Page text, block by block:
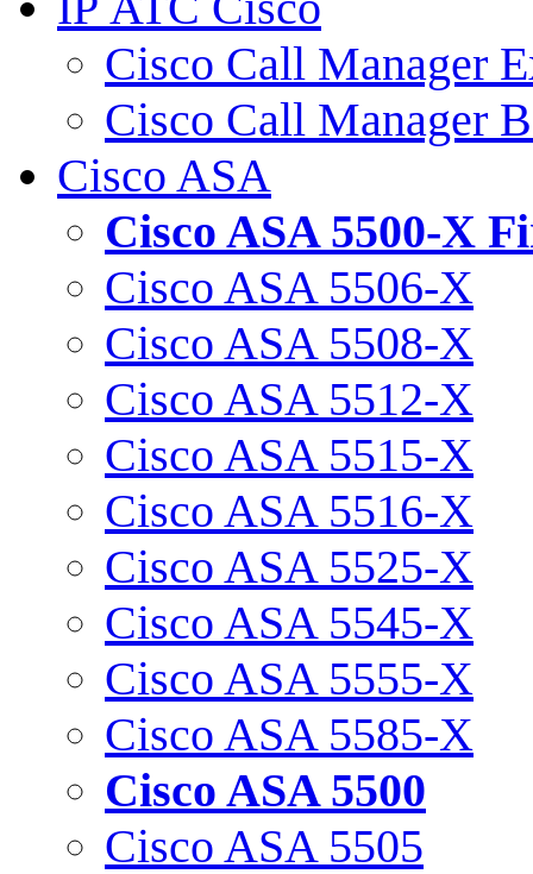
Cisco Call Manager
Cisco Call Manager
Cisco ASA
Cisco ASA 5500-X
Cisco ASA 5506-X
Cisco ASA 5508-X
Cisco ASA 5512-X
Cisco ASA 5515-X
Cisco ASA 5516-X
Cisco ASA 5525-X
Cisco ASA 5545-X
Cisco ASA 5555-X
Cisco ASA 5585-X
Cisco ASA 5500
Cisco ASA 5505